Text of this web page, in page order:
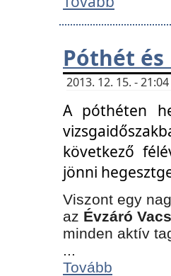
Póthét és
2013. 12. 15. -
A póthéten
következő
jönni
Viszont egy
az Évzáró
minden aktív
...
Tovább